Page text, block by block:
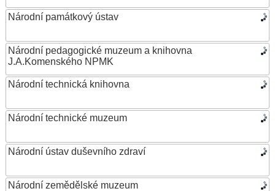
Národní památkový ústav
Národní pedagogické muzeum a knihovna
J.A.Komenského NPMK
Národní technická knihovna
Národní technické muzeum
Národní ústav duševního zdraví
Národní zemědělské muzeum